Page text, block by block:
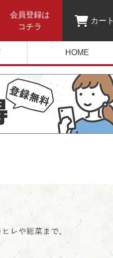
会員登録は
コチラ
カート
HOME